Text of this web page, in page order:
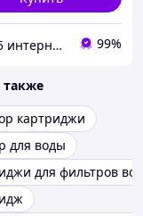
Opt365 интернет-магазин 99%
картриджи
для воды
для фильтров